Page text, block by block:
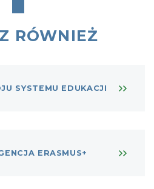
RÓWNIEŻ
SYSTEMU EDUKACJI
ERASMUS+